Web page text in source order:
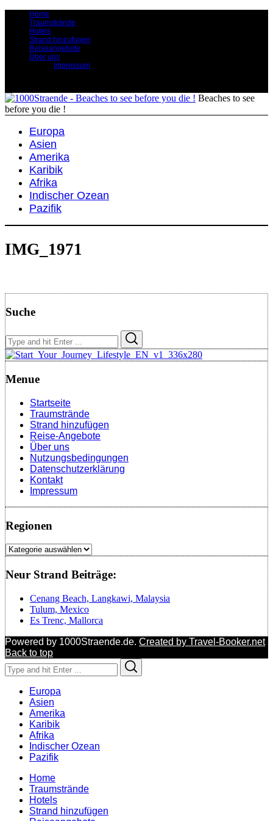
Home
Traumstrände
Hotels
Strand hinzufügen
Reiseangebote
Über uns
Impressum
Beaches to see
before you die !
Europa
Asien
Amerika
Karibik
Afrika
Indischer Ozean
Pazifik
IMG_1971
Suche
Search
for:
Menue
Startseite
Traumstrände
Strand hinzufügen
Reise-Angebote
Über uns
Nutzungsbedingungen
Datenschutzerklärung
Kontakt
Impressum
Regionen
Regionen
Neur Strand Beiträge:
Cenang Beach, Langkawi, Malaysia
Tulum, Mexico
Es Trenc, Mallorca
Powered by 1000Straende.de. Created by Travel-Booker.net
Back to top
Search
for:
Europa
Asien
Amerika
Karibik
Afrika
Indischer Ozean
Pazifik
Home
Traumstrände
Hotels
Strand hinzufügen